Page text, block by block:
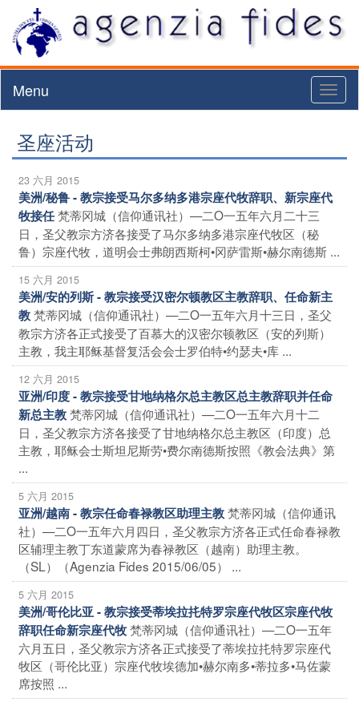
Menu
圣座活动
23 六月 2015
美洲/秘鲁 - 教宗接受马尔多纳多港宗座代牧辞职、新宗座代
牧接任梵蒂冈城（信仰通讯社）—二O一五年六月二十三
日，圣父教宗方济各接受了马尔多纳多港宗座代牧区（秘
鲁）宗座代牧，道明会士弗朗西斯柯•冈萨雷斯•赫尔南德斯 ...
15 六月 2015
美洲/安的列斯 - 教宗接受汉密尔顿教区主教辞职、任命新主
教梵蒂冈城（信仰通讯社）—二O一五年六月十三日，圣父
教宗方济各正式接受了百慕大的汉密尔顿教区（安的列斯）
主教，我主耶稣基督复活会会士罗伯特•约瑟夫•库 ...
12 六月 2015
亚洲/印度 - 教宗接受甘地纳格尔总主教区总主教辞职并任命
新总主教梵蒂冈城（信仰通讯社）—二O一五年六月十二
日，圣父教宗方济各接受了甘地纳格尔总主教区（印度）总
主教，耶稣会士斯坦尼斯劳•费尔南德斯按照《教会法典》第
...
5 六月 2015
亚洲/越南 - 教宗任命春禄教区助理主教梵蒂冈城（信仰通讯
社）—二O一五年六月四日，圣父教宗方济各正式任命春禄教
区辅理主教丁东道蒙席为春禄教区（越南）助理主教。
（SL）（Agenzia Fides 2015/06/05） ...
5 六月 2015
美洲/哥伦比亚 - 教宗接受蒂埃拉扥特罗宗座代牧区宗座代牧
辞职任命新宗座代牧梵蒂冈城（信仰通讯社）—二O一五年
六月五日，圣父教宗方济各正式接受了蒂埃拉扥特罗宗座代
牧区（哥伦比亚）宗座代牧埃德加•赫尔南多•蒂拉多•马佐蒙
席按照 ...